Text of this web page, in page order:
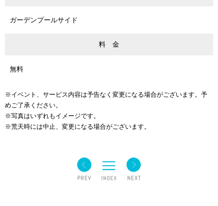
ガーデンプールサイド
料 金
無料
※イベント、サービス内容は予告なく変更になる場合がございます。予
めご了承ください。
※写真はいずれもイメージです。
※荒天時には中止、変更になる場合がございます。